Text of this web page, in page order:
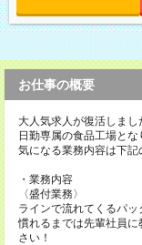
お仕事の概要
大人気求人が復活しまし
日勤専属の食品工場とな
気になる業務内容は下記
・業務内容
〈盛付業務〉
ラインで流れてくるパッ
慣れるまでは先輩社員
さい！